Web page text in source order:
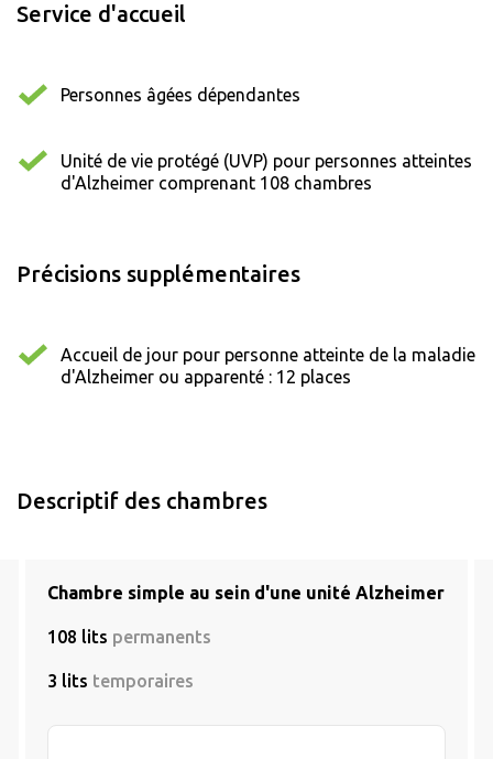
Service d'accueil
Personnes âgées dépendantes
Unité de vie protégé (UVP) pour personnes atteintes
d'Alzheimer comprenant 108 chambres
Précisions supplémentaires
Accueil de jour pour personne atteinte de la maladie
d'Alzheimer ou apparenté : 12 places
Descriptif des chambres
Chambre simple au sein d'une unité Alzheimer
108 lits permanents
3 lits temporaires